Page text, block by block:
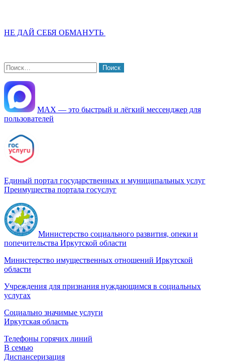
НЕ ДАЙ СЕБЯ ОБМАНУТЬ
Найти:
МАХ — это быстрый и лёгкий мессенджер для
пользователей
Единый портал государственных и муниципальных услуг
Преимущества портала госуслуг
Министерство социального развития, опеки и
попечительства Иркутской области
Министерство имущественных отношений Иркутской
области
Учреждения для признания нуждающимся в социальных
услугах
Социально значимые услуги
Иркутская область
Телефоны горячих линий
В семью
Диспансеризация